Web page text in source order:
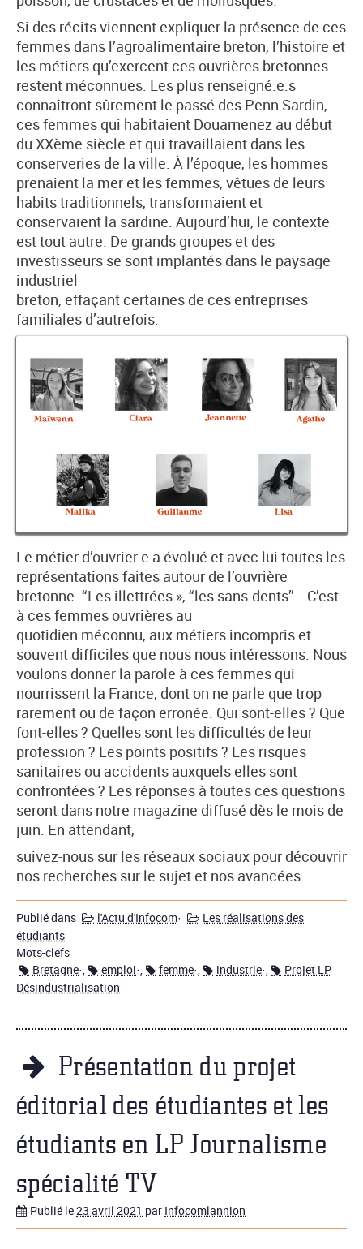
Si des récits viennent expliquer la présence de ces
femmes dans l’agroalimentaire breton, l’histoire et
les métiers qu’exercent ces ouvrières bretonnes
restent méconnues. Les plus renseigné.e.s
connaîtront sûrement le passé des Penn Sardin,
ces femmes qui habitaient Douarnenez au début
du XXème siècle et qui travaillaient dans les
conserveries de la ville. À l’époque, les hommes
prenaient la mer et les femmes, vêtues de leurs
habits traditionnels, transformaient et
conservaient la sardine. Aujourd’hui, le contexte
est tout autre. De grands groupes et des
investisseurs se sont implantés dans le paysage
industriel
breton, effaçant certaines de ces entreprises
familiales d’autrefois.
Le métier d’ouvrier.e a évolué et avec lui toutes les
représentations faites autour de l’ouvrière
bretonne. “Les illettrées », “les sans-dents”… C’est
à ces femmes ouvrières au
quotidien méconnu, aux métiers incompris et
souvent difficiles que nous nous intéressons. Nous
voulons donner la parole à ces femmes qui
nourrissent la France, dont on ne parle que trop
rarement ou de façon erronée. Qui sont-elles ? Que
font-elles ? Quelles sont les difficultés de leur
profession ? Les points positifs ? Les risques
sanitaires ou accidents auxquels elles sont
confrontées ? Les réponses à toutes ces questions
seront dans notre magazine diffusé dès le mois de
juin. En attendant,
suivez-nous sur les réseaux sociaux pour découvrir
nos recherches sur le sujet et nos avancées.
Publié dans l'Actu d'Infocom·
Les réalisations des
étudiants
Mots-clefs
Bretagne·, emploi·, femme·, industrie·,
Projet LP
Désindustrialisation
Présentation du projet
éditorial des étudiantes et les
étudiants en LP Journalisme
spécialité TV
Publié le23 avril 2021 par Infocomlannion